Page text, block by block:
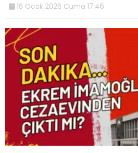
16 Ocak 2026 Cuma 17:46